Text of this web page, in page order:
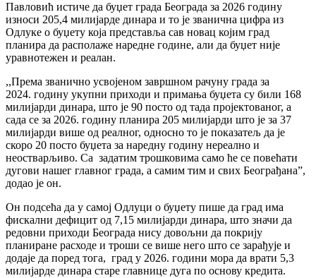
Павловић истиче да буџет града Београда за 2026 годину
износи 205,4 милијарде динара и то је званична цифра из
Одлуке о буџету која представља сав новац којим град
планира да располаже наредне године, али да буџет није
уравнотежен и реалан.
,,Према званично усвојеном завршном рачуну града за
2024. годину укупни приходи и примања буџета су били 168
милијарди динара, што је 90 посто од тада пројектованог, а
сада се за 2026. годину планира 205 милијарди што је за 37
милијарди више од реалног, односно то је показатељ да је
скоро 20 посто буџета за наредну годину нереално и
неостварљиво. Са задатим трошковима само ће се повећати
дугови нашег главног града, а самим тим и свих Београђана”,
додао је он.
Он подсећа да у самој Одлуци о буџету пише да град има
фискални дефицит од 7,15 милијарди динара, што значи да
редовни приходи Београда нису довољни да покрију
планиране расходе и троши се више него што се зарађује и
додаје да поред тога, град у 2026. години мора да врати 5,3
милијарде динара старе главнице дуга по основу кредита.